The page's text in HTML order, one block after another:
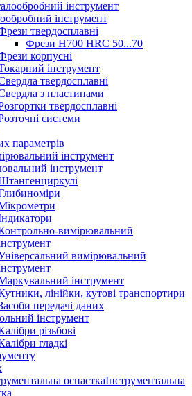
інструмент
твердосплавні
Фрези H700 HRC 50...70
корпусні
інструмент
твердосплавні
з пластинами
твердосплавні
системи
параметрів
інструмент
вимірювальний
вимірювальний
інструмент
лінійки, кутові транспортири
передачі даних
інструмент
різьбові
гладкі
Інструментальна